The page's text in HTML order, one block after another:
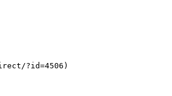
?id=4506)